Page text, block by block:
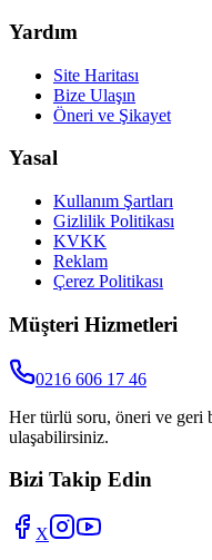
Yardım
Site Haritası
Bize Ulaşın
Öneri ve Şikayet
Yasal
Kullanım Şartları
Gizlilik Politikası
KVKK
Reklam
Çerez Politikası
Müşteri Hizmetleri
0216 606 17 46
Her türlü soru, öneri ve geri
ulaşabilirsiniz.
Bizi Takip Edin
X